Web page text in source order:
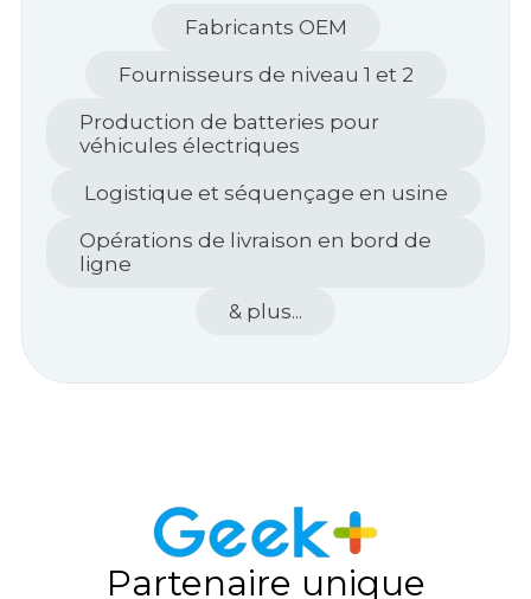
Fabricants OEM
Fournisseurs de niveau 1 et 2
Production de batteries pour
véhicules électriques
Logistique et séquençage en usine
Opérations de livraison en bord de
ligne
& plus...
Partenaire unique